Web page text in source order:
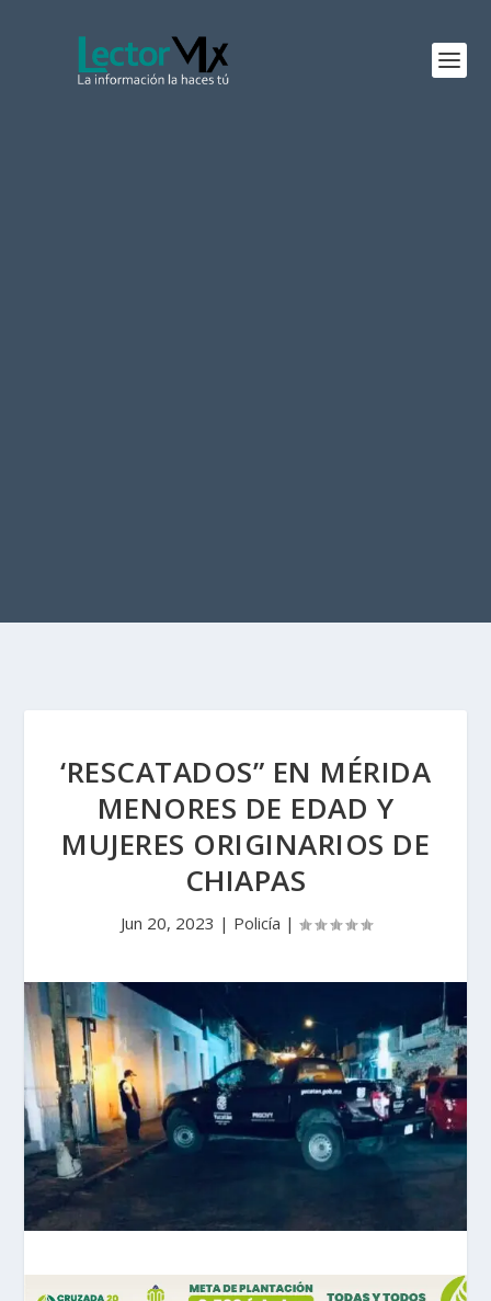
‘RESCATADOS” EN MÉRIDA
MENORES DE EDAD Y
MUJERES ORIGINARIOS DE
CHIAPAS
Jun 20, 2023 | Policía |